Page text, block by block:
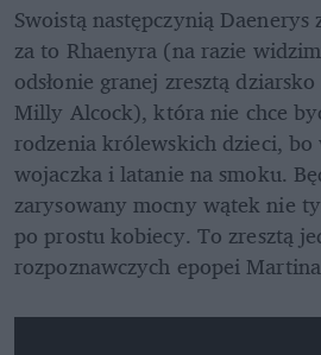
Swoistą następczynią
za to Rhaenyra (na razie
odsłonie granej zresztą
Milly Alcock), która nie chce
rodzenia królewskich dzieci, bo
wojaczka i latanie na smoku.
zarysowany mocny wątek nie
po prostu kobiecy. To zresztą
rozpoznawczych epopei